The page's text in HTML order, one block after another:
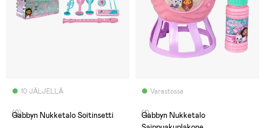
10 JÄLJELLÄ
(0)
Gabbyn Nukketalo Soitinsetti
Varastossa
(1)
Gabbyn Nukketalo